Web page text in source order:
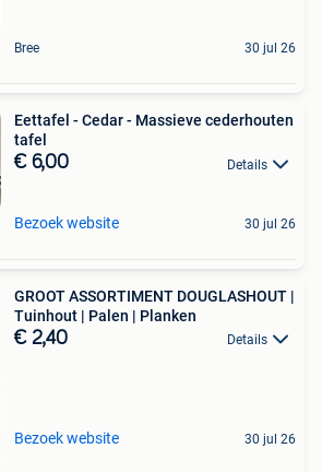
Bree 30 jul 26
Eettafel - Cedar - Massieve cederhouten
tafel
€ 6,00 Details
Bezoek website 30 jul 26
GROOT ASSORTIMENT DOUGLASHOUT |
Tuinhout | Palen | Planken
€ 2,40 Details
Bezoek website 30 jul 26